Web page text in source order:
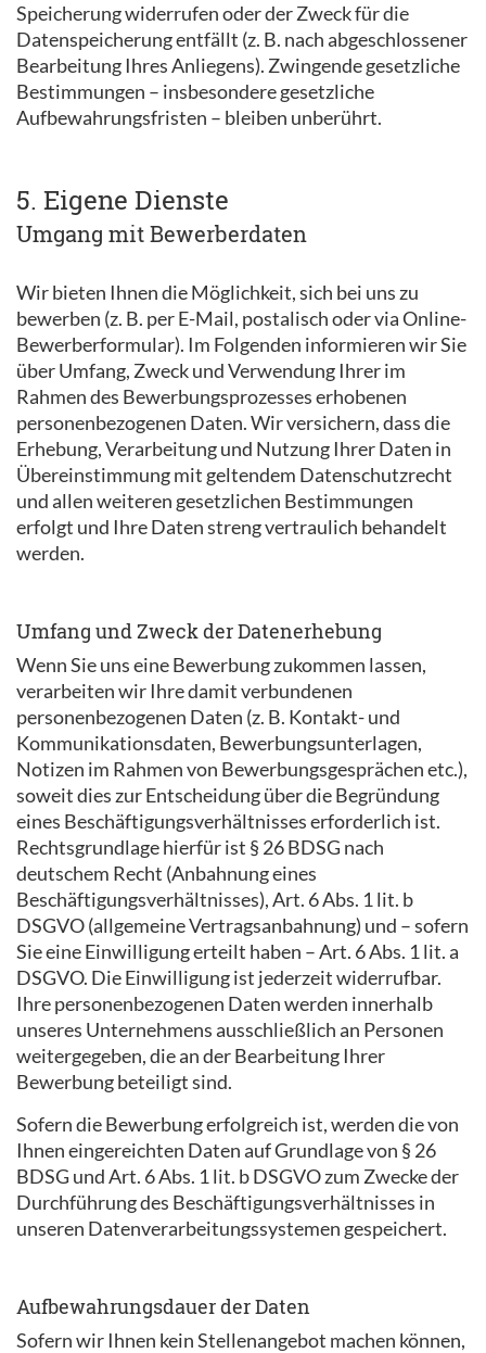
Speicherung widerrufen oder der Zweck für die
Datenspeicherung entfällt (z. B. nach abgeschlossener
Bearbeitung Ihres Anliegens). Zwingende gesetzliche
Bestimmungen – insbesondere gesetzliche
Aufbewahrungsfristen – bleiben unberührt.
5. Eigene Dienste
Umgang mit Bewerberdaten
Wir bieten Ihnen die Möglichkeit, sich bei uns zu
bewerben (z. B. per E-Mail, postalisch oder via Online-
Bewerberformular). Im Folgenden informieren wir Sie
über Umfang, Zweck und Verwendung Ihrer im
Rahmen des Bewerbungsprozesses erhobenen
personenbezogenen Daten. Wir versichern, dass die
Erhebung, Verarbeitung und Nutzung Ihrer Daten in
Übereinstimmung mit geltendem Datenschutzrecht
und allen weiteren gesetzlichen Bestimmungen
erfolgt und Ihre Daten streng vertraulich behandelt
werden.
Umfang und Zweck der Datenerhebung
Wenn Sie uns eine Bewerbung zukommen lassen,
verarbeiten wir Ihre damit verbundenen
personenbezogenen Daten (z. B. Kontakt- und
Kommunikationsdaten, Bewerbungsunterlagen,
Notizen im Rahmen von Bewerbungsgesprächen etc.),
soweit dies zur Entscheidung über die Begründung
eines Beschäftigungsverhältnisses erforderlich ist.
Rechtsgrundlage hierfür ist § 26 BDSG nach
deutschem Recht (Anbahnung eines
Beschäftigungsverhältnisses), Art. 6 Abs. 1 lit. b
DSGVO (allgemeine Vertragsanbahnung) und – sofern
Sie eine Einwilligung erteilt haben – Art. 6 Abs. 1 lit. a
DSGVO. Die Einwilligung ist jederzeit widerrufbar.
Ihre personenbezogenen Daten werden innerhalb
unseres Unternehmens ausschließlich an Personen
weitergegeben, die an der Bearbeitung Ihrer
Bewerbung beteiligt sind.
Sofern die Bewerbung erfolgreich ist, werden die von
Ihnen eingereichten Daten auf Grundlage von § 26
BDSG und Art. 6 Abs. 1 lit. b DSGVO zum Zwecke der
Durchführung des Beschäftigungsverhältnisses in
unseren Datenverarbeitungssystemen gespeichert.
Aufbewahrungsdauer der Daten
Sofern wir Ihnen kein Stellenangebot machen können,